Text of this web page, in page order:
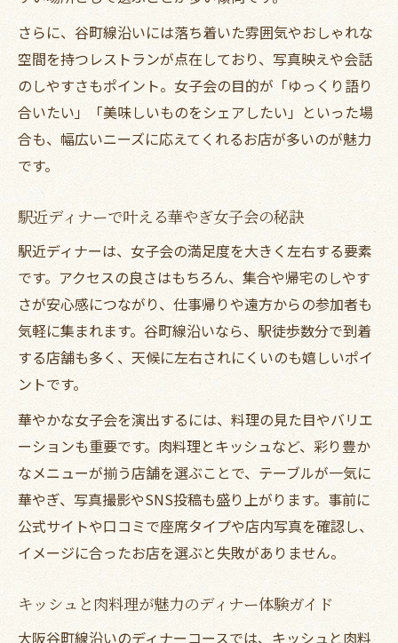
び方
キッシュと肉料理が人気の女子会向けディ
ナー
駅近に集う女子会向けディナーの選び方
駅近ディナーで集まりやすい女子会を実現
飲み放題と料理内容で選ぶ駅近ディナー攻
略法
女子会が盛り上がるディナー店の見極め方
アクセス重視のディナー選びで失敗しない
コツ
飲み放題付コースで満足度UPの夜を提案
ディナーの満足度を上げるコース選びのコ
ツ
女子会ディナーに最適な飲み放題付プラン
の選択
肉料理・キッシュを楽しむディナーで満足
飲み放題で盛り上がる女子会ディナーの決
定版
さらに、谷町線沿いには落ち着いた雰囲気やおしゃれな
空間を持つレストランが点在しており、写真映えや会話
のしやすさもポイント。女子会の目的が「ゆっくり語り
合いたい」「美味しいものをシェアしたい」といった場
合も、幅広いニーズに応えてくれるお店が多いのが魅力
です。
駅近ディナーで叶える華やぎ女子会の秘訣
駅近ディナーは、女子会の満足度を大きく左右する要素
です。アクセスの良さはもちろん、集合や帰宅のしやす
さが安心感につながり、仕事帰りや遠方からの参加者も
気軽に集まれます。谷町線沿いなら、駅徒歩数分で到着
する店舗も多く、天候に左右されにくいのも嬉しいポイ
ントです。
華やかな女子会を演出するには、料理の見た目やバリエ
ーションも重要です。肉料理とキッシュなど、彩り豊か
なメニューが揃う店舗を選ぶことで、テーブルが一気に
華やぎ、写真撮影やSNS投稿も盛り上がります。事前に
公式サイトや口コミで座席タイプや店内写真を確認し、
イメージに合ったお店を選ぶと失敗がありません。
キッシュと肉料理が魅力のディナー体験ガイド
大阪谷町線沿いのディナーコースでは、キッシュと肉料